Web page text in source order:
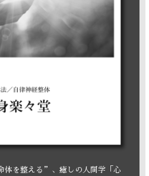
体を整える”、癒しの人間学「心